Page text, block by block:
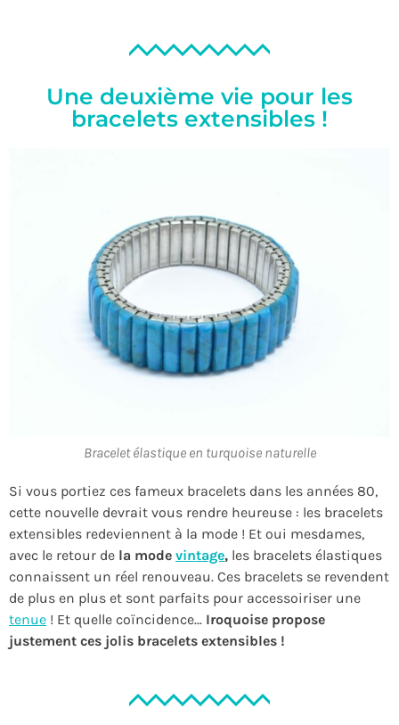
Une deuxième vie pour les
bracelets extensibles !
Si vous portiez ces fameux bracelets dans les années 80,
cette nouvelle devrait vous rendre heureuse : les bracelets
extensibles redeviennent à la mode ! Et oui mesdames,
avec le retour de la mode vintage, les bracelets élastiques
connaissent un réel renouveau. Ces bracelets se revendent
de plus en plus et sont parfaits pour accessoiriser une
tenue ! Et quelle coïncidence… Iroquoise propose
justement ces jolis bracelets extensibles !
Bracelet élastique en turquoise naturelle